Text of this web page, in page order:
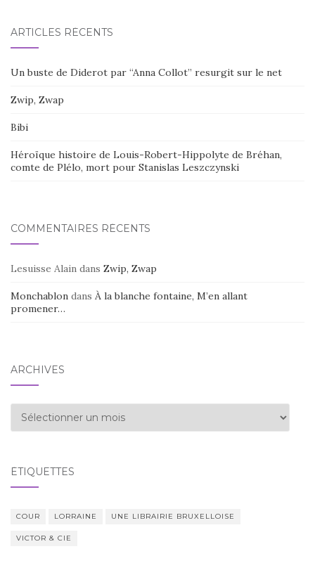
ARTICLES RÉCENTS
Un buste de Diderot par “Anna Collot” resurgit sur le net
Zwip, Zwap
Bibi
Héroïque histoire de Louis-Robert-Hippolyte de Bréhan,
comte de Plélo, mort pour Stanislas Leszczynski
COMMENTAIRES RÉCENTS
Lesuisse Alain dans Zwip, Zwap
Monchablon dans À la blanche fontaine, M’en allant
promener…
ARCHIVES
Archives
ÉTIQUETTES
COUR LORRAINE UNE LIBRAIRIE BRUXELLOISE
VICTOR & CIE